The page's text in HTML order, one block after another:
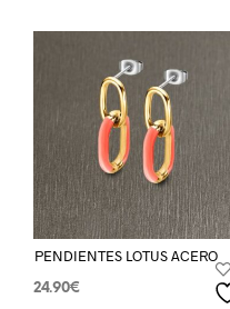
PENDIENTES LOTUS ACERO
24.90€